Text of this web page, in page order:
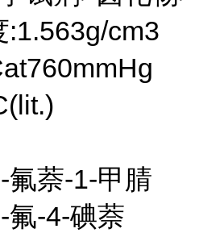
cm3
氟萘-1-甲腈
氟-4-碘萘